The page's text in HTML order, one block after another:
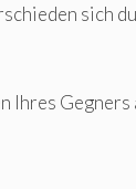
sich
Ihres Gegners